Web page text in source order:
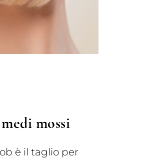
mossi
è il taglio per